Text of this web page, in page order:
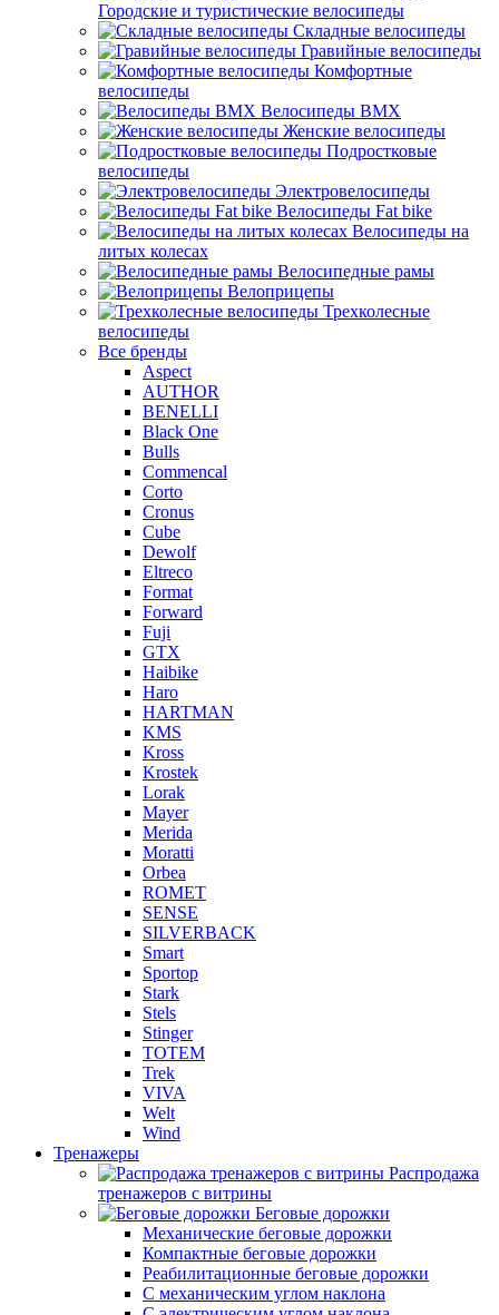
Городские и туристические велосипеды
Складные велосипеды
Гравийные велосипеды
Комфортные
велосипеды
Велосипеды BMX
Женские велосипеды
Подростковые
велосипеды
Электровелосипеды
Велосипеды Fat bike
Велосипеды на
литых колесах
Велосипедные рамы
Велоприцепы
Трехколесные
велосипеды
Все бренды
Aspect
AUTHOR
BENELLI
Black One
Bulls
Commencal
Corto
Cronus
Cube
Dewolf
Eltreco
Format
Forward
Fuji
GTX
Haibike
Haro
HARTMAN
KMS
Kross
Krostek
Lorak
Mayer
Merida
Moratti
Orbea
ROMET
SENSE
SILVERBACK
Smart
Sportop
Stark
Stels
Stinger
TOTEM
Trek
VIVA
Welt
Wind
Тренажеры
Распродажа
тренажеров с витрины
Беговые дорожки
Механические беговые дорожки
Компактные беговые дорожки
Реабилитационные беговые дорожки
С механическим углом наклона